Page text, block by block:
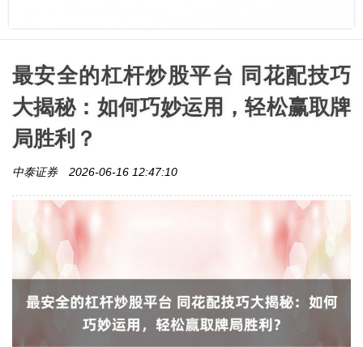
最安全的杠杆炒股平台 同花配技巧
大揭秘：如何巧妙运用，轻松赢取牌
局胜利？
中泰证券 2026-06-16 12:47:10